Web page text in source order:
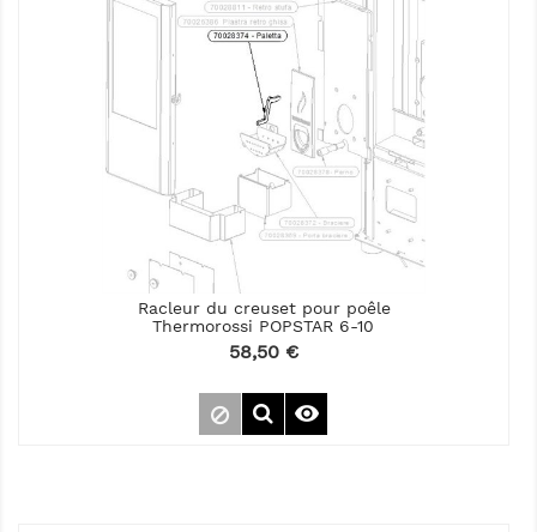
Racleur du creuset pour poêle
Thermorossi POPSTAR 6-10
Prix
58,50 €
